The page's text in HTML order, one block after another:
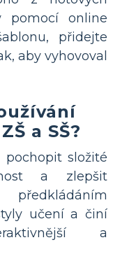
pomocí online
přidejte
aby vyhovoval
a SŠ?
složité
a zlepšit
učení a činí
a